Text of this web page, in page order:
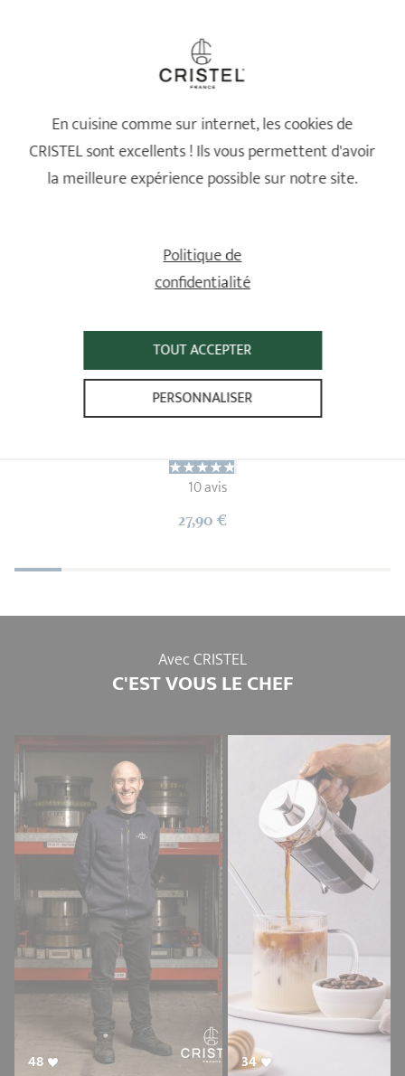
suite à une commande du 24/06/2025 par
VOUS AIMEREZ ÉGALEMENT
Louche en inox
10 avis
27,90 €
Avec CRISTEL
C'EST VOUS LE CHEF
48 34
En cuisine comme sur internet, les cookies de
CRISTEL sont excellents ! Ils vous permettent d'avoir
la meilleure expérience possible sur notre site.
TOUT ACCEPTER
PERSONNALISER
Politique de
confidentialité